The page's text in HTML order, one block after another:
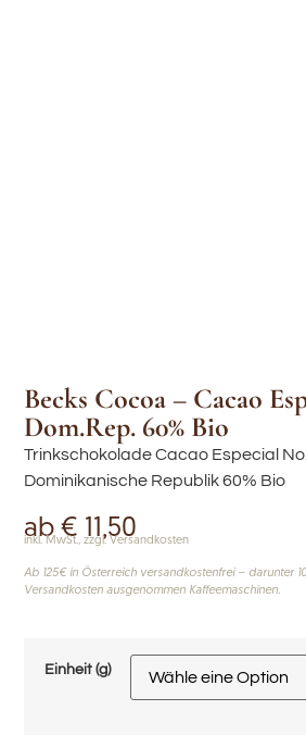
Becks Cocoa – Cacao
Dom.Rep. 60% Bio
Trinkschokolade Cacao Especial
Dominikanische Republik 60% Bio
ab€ 11,50
inkl. MwSt., zzgl. Versandkosten
Ab 125€ in Österreich versandkostenfrei – darunter
Versandkosten ausgenommen Kaffeemaschinen.
Einheit (g)